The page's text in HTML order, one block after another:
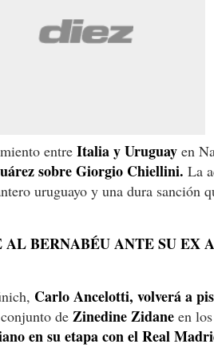
entre Italia y Uruguay en
sobre Giorgio Chiellini. La
uruguayo y una dura sanción
BERNABÉU ANTE SU EX
Carlo Ancelotti, volverá a
de Zinedine Zidane en
en su etapa con el Real